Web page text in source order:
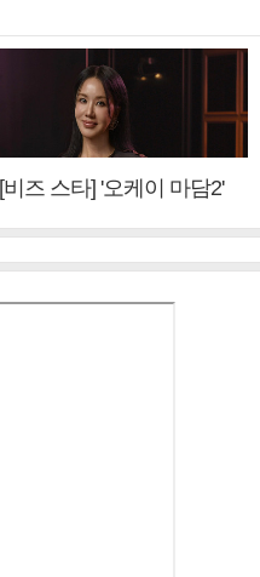
[비즈 스타] '오케이 마담2'